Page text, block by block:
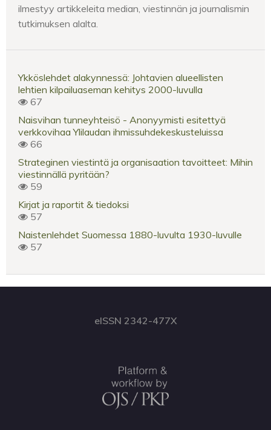
ilmestyy artikkeleita median, viestinnän ja journalismin
tutkimuksen alalta.
Ykköslehdet alakynnessä: Johtavien alueellisten
lehtien kilpailuaseman kehitys 2000-luvulla
67
Naisvihan tunneyhteisö - Anonyymisti esitettyä
verkkovihaa Ylilaudan ihmissuhdekeskusteluissa
66
Strateginen viestintä ja organisaation tavoitteet: Mihin
viestinnällä pyritään?
59
Kirjat ja raportit & tiedoksi
57
Naistenlehdet Suomessa 1880-luvulta 1930-luvulle
57
eISSN 2342-477X